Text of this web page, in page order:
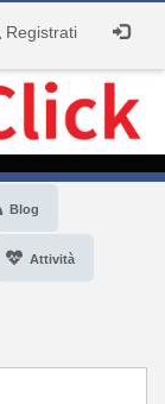
Registrati
Blog
Attività